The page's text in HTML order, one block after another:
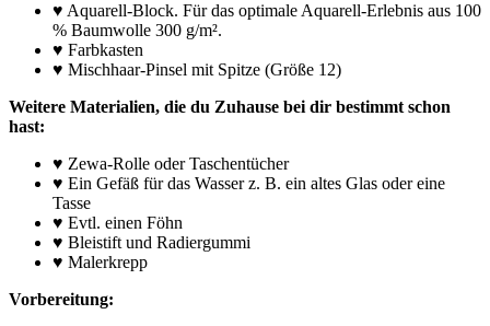
♥ Aquarell-Block. Für das optimale Aquarell-Erlebnis aus 100
% Baumwolle 300 g/m².
♥ Farbkasten
♥ Mischhaar-Pinsel mit Spitze (Größe 12)
Weitere Materialien, die du Zuhause bei dir bestimmt schon
hast:
♥ Zewa-Rolle oder Taschentücher
♥ Ein Gefäß für das Wasser z. B. ein altes Glas oder eine
Tasse
♥ Evtl. einen Föhn
♥ Bleistift und Radiergummi
♥ Malerkrepp
Vorbereitung: